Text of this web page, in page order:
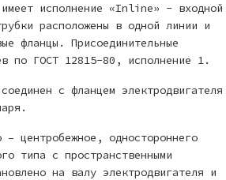
имеет исполнение «Inline» - входной
расположены в одной линии и
фланцы. Присоединительные
по ГОСТ 12815-80, исполнение 1.
с фланцем электродвигателя
– центробежное, одностороннего
типа с пространственными
на валу электродвигателя и